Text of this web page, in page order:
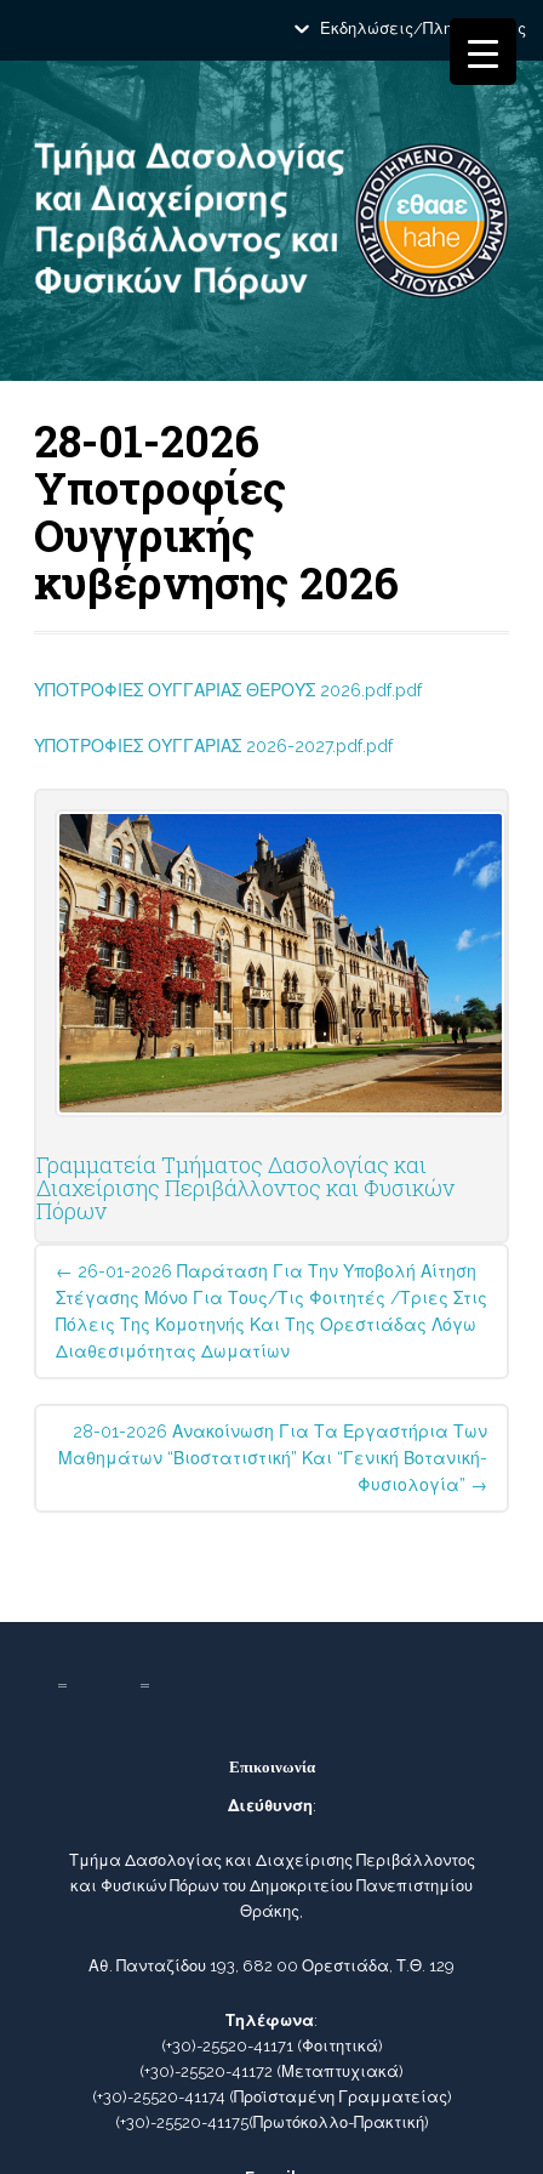
Εκδηλώσεις/Πληροφορίες
28-01-2026
Υποτροφίες
Ουγγρικής
κυβέρνησης 2026
ΥΠΟΤΡΟΦΙΕΣ ΟΥΓΓΑΡΙΑΣ ΘΕΡΟΥΣ 2026.pdf.pdf
ΥΠΟΤΡΟΦΙΕΣ ΟΥΓΓΑΡΙΑΣ 2026-2027.pdf.pdf
Γραμματεία Τμήματος Δασολογίας και
Διαχείρισης Περιβάλλοντος και Φυσικών
Πόρων
Post
navigation
← 26-01-2026 Παράταση Για Την Υποβολή Αίτηση
Στέγασης Μόνο Για Τους/τις Φοιτητές /τριες Στις
Πόλεις Της Κομοτηνής Και Της Ορεστιάδας Λόγω
Διαθεσιμότητας Δωματίων
28-01-2026 Ανακοίνωση Για Τα Εργαστήρια Των
Μαθημάτων “Βιοστατιστική” Και “Γενική Βοτανική-
Φυσιολογία” →
Επικοινωνία
Διεύθυνση:
Τμήμα Δασολογίας και Διαχείρισης Περιβάλλοντος
και Φυσικών Πόρων του Δημοκριτείου Πανεπιστημίου
Θράκης,
Αθ. Πανταζίδου 193, 682 00 Ορεστιάδα, Τ.Θ. 129
Τηλέφωνα:
(+30)-25520-41171(Φοιτητικά)
(+30)-25520-41172 (Μεταπτυχιακά)
(+30)-25520-41174 (Προϊσταμένη Γραμματείας)
(+30)-25520-41175(Πρωτόκολλο-Πρακτική)